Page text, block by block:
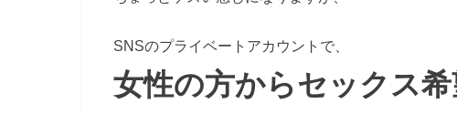
SNSのプライベートアカウントで、
女性の方からセックス